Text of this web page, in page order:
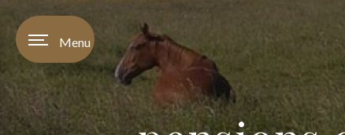
Menu